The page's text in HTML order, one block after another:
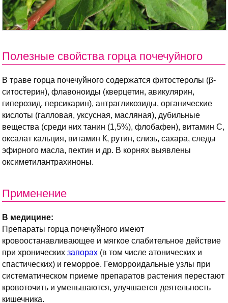
Полезные свойства горца почечуйного
В траве горца почечуйного содержатся фитостеролы (β-
ситостерин), флавоноиды (кверцетин, авикулярин,
гиперозид, персикарин), антрагликозиды, органические
кислоты (галловая, уксусная, масляная), дубильные
вещества (среди них танин (1,5%), флобафен), витамин С,
оксалат кальция, витамин К, рутин, слизь, сахара, следы
эфирного масла, пектин и др. В корнях выявлены
оксиметилантрахиноны.
Применение
В медицине:
Препараты горца почечуйного имеют
кровоостанавливающее и мягкое слабительное действие
при хронических запорах (в том числе атонических и
спастических) и геморрое. Геморроидальные узлы при
систематическом приеме препаратов растения перестают
кровоточить и уменьшаются, улучшается деятельность
кишечника.